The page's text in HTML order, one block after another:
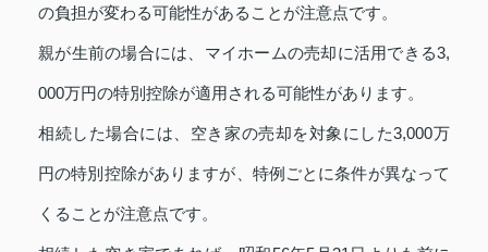
の負担が変わる可能性があることが注意点です。
親が生前の場合には、マイホームの売却に活用できる3,
000万円の特別控除が適用される可能性があります。
相続した場合には、空き家の売却を対象にした3,000万
円の特別控除がありますが、特例ごとに条件が異なって
くることが注意点です。